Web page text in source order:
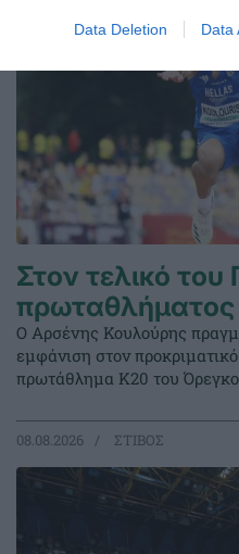
Data Deletion Data
Στον τελικό του
πρωταθλήματος
Ο Αρσένης Κουλούρης
εμφάνιση στον
πρωτάθλημα Κ20 του
08.08.2026 ΣΤΙΒΟΣ